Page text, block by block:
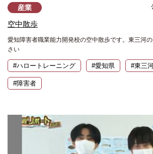
産業
空中散歩
愛知障害者職業能力開発校の空中散歩です。東三河
さい
#ハロートレーニング #愛知県 #東三
#障害者